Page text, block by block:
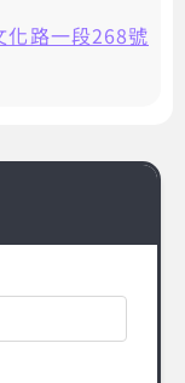
化路一段268號